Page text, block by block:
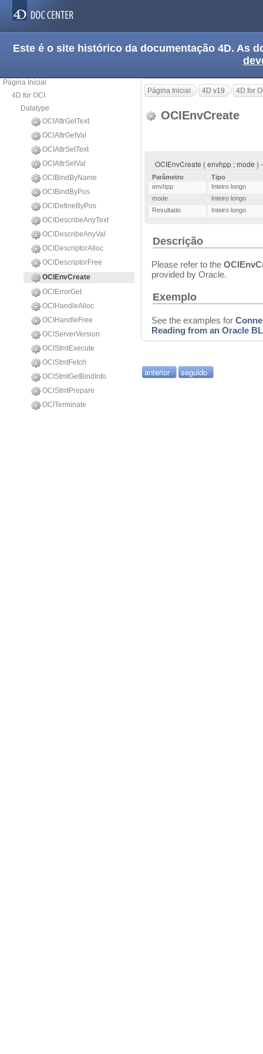
Este é o site histórico da documentação 4D. As
Página Inicial
4D for OCI
Datatype
OCIAttrGetText
OCIAttrGetVal
OCIAttrSetText
OCIAttrSetVal
OCIBindByName
OCIBindByPos
OCIDefineByPos
OCIDescribeAnyText
OCIDescribeAnyVal
OCIDescriptorAlloc
OCIDescriptorFree
OCIEnvCreate
OCIErrorGet
OCIHandleAlloc
OCIHandleFree
OCIServerVersion
OCIStmtExecute
OCIStmtFetch
OCIStmtGetBindInfo
OCIStmtPrepare
OCITerminate
Página Inicial 4D v19 4D for
OCIEnvCreate
OCIEnvCreate ( envhpp ; mode )
Parâmetro
Tipo
envhpp
Inteiro longo
mode
Inteiro longo
Resultado
Inteiro longo
Descrição
Please refer to the
provided by Oracle.
Exemplo
See the examples for
Reading from an Oracle
anterior seguido